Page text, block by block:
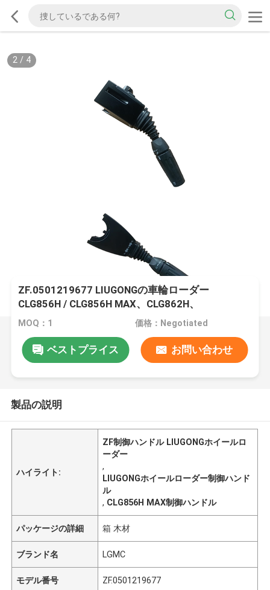
2/ 4
ZF.0501219677 LIUGONGの車輪ローダー
CLG856H / CLG856H MAX、CLG862H、
CLG870H、CLG886Hの制御ハンドル
MOQ：1 価格：Negotiated
ベストプライス お問い合わせ
製品の説明
ハイライト:
ZF制御ハンドル LIUGONGホイールロ
ーダー
,
LIUGONGホイールローダー制御ハンド
ル
, CLG856H MAX制御ハンドル
パッケージの詳細 箱 木材
ブランド名 LGMC
モデル番号 ZF.0501219677